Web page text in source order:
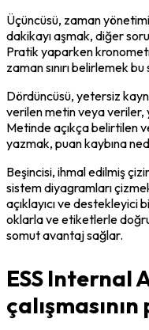
Üçüncüsü, zaman
dakikayı aşmak, diğer
Pratik yaparken
zaman sınırı belirlemek
Dördüncüsü, yetersiz
verilen metin veya veriler,
Metinde açıkça belirtilen
yazmak, puan kaybına
Beşincisi, ihmal edilmiş
sistem diyagramları
açıklayıcı ve destekleyici
oklarla ve etiketlerle
somut avantaj sağlar.
ESS Internal